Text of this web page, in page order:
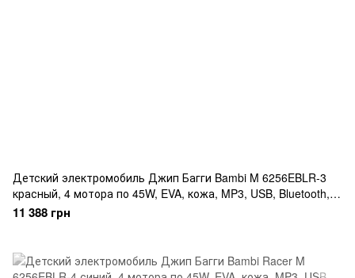
Детский электромобиль Джип Багги Bambi M 6256EBLR-3
красный, 4 мотора по 45W, EVA, кожа, MP3, USB, Bluetooth,
TF
11 388 грн